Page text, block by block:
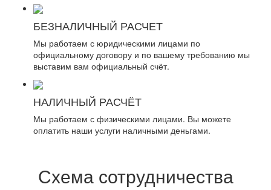
БЕЗНАЛИЧНЫЙ РАСЧЕТ
Мы работаем с юридическими лицами по
официальному договору и по вашему требованию мы
выставим вам официальный счёт.
НАЛИЧНЫЙ РАСЧЁТ
Мы работаем с физическими лицами. Вы можете
оплатить наши услуги наличными деньгами.
Схема сотрудничества